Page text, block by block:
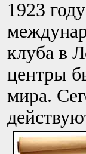
1923
клуба в
центры
мира.